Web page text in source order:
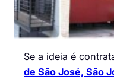
Se a ideia é
de São José, São